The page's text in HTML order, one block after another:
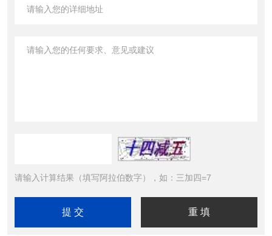
请输入计算结果（填写阿拉伯数字），如：三加四=7